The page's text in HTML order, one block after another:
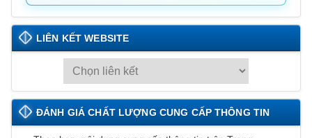
LIÊN KẾT WEBSITE
I
Ê
N
K
ĐÁNH GIÁ CHẤT LƯỢNG CUNG CẤP THÔNG TIN